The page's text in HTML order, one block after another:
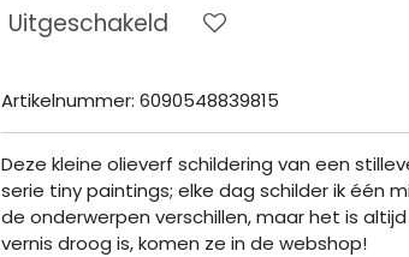
Uitgeschakeld
Artikelnummer: 6090548839815
Deze kleine olieverf schildering van een
serie tiny paintings; elke dag schilder ik één
de onderwerpen verschillen, maar het is
vernis droog is, komen ze in de webshop!